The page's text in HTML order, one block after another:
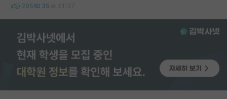
295 35 51137